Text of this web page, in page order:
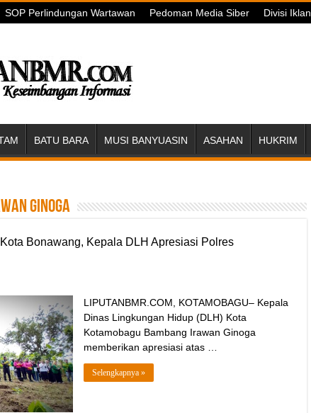
SOP Perlindungan Wartawan Pedoman Media Siber Divisi Iklan
BATU BARA MUSI BANYUASIN ASAHAN HUKRIM
Ginoga
Bonawang, Kepala DLH Apresiasi Polres
LIPUTANBMR.COM, KOTAMOBAGU– Kepala
Dinas Lingkungan Hidup (DLH) Kota
Kotamobagu Bambang Irawan Ginoga
memberikan apresiasi atas …
Selengkapnya »